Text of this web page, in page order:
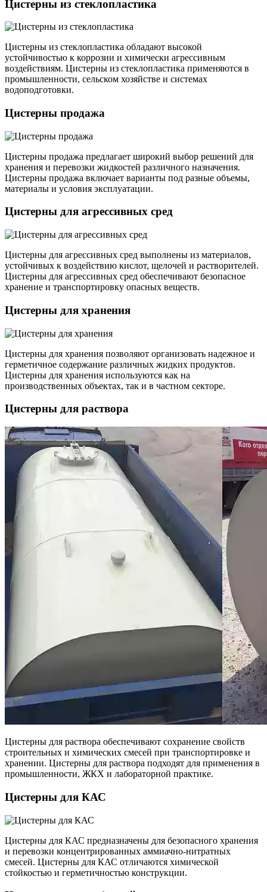
Цистерны из стеклопластика
Цистерны из стеклопластика обладают высокой
устойчивостью к коррозии и химически агрессивным
воздействиям. Цистерны из стеклопластика применяются в
промышленности, сельском хозяйстве и системах
водоподготовки.
Цистерны продажа
Цистерны продажа предлагает широкий выбор решений для
хранения и перевозки жидкостей различного назначения.
Цистерны продажа включает варианты под разные объемы,
материалы и условия эксплуатации.
Цистерны для агрессивных сред
Цистерны для агрессивных сред выполнены из материалов,
устойчивых к воздействию кислот, щелочей и растворителей.
Цистерны для агрессивных сред обеспечивают безопасное
хранение и транспортировку опасных веществ.
Цистерны для хранения
Цистерны для хранения позволяют организовать надежное и
герметичное содержание различных жидких продуктов.
Цистерны для хранения используются как на
производственных объектах, так и в частном секторе.
Цистерны для раствора
Цистерны для раствора обеспечивают сохранение свойств
строительных и химических смесей при транспортировке и
хранении. Цистерны для раствора подходят для применения в
промышленности, ЖКХ и лабораторной практике.
Цистерны для КАС
Цистерны для КАС предназначены для безопасного хранения
и перевозки концентрированных аммиачно-нитратных
смесей. Цистерны для КАС отличаются химической
стойкостью и герметичностью конструкции.